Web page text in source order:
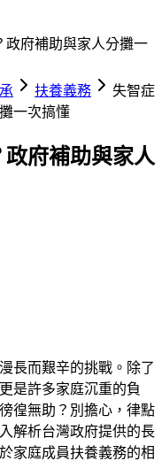
政府補助與家人分攤一
扶養義務
失智症
一次搞懂
府補助與家人
長而艱辛的挑戰。除了
是許多家庭沉重的負
徨無助？別擔心，律點
解析台灣政府提供的長
家庭成員扶養義務的相